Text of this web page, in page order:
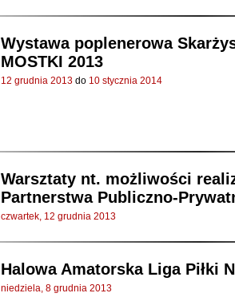
Wystawa poplenerowa
MOSTKI 2013
12 grudnia 2013 do 10 stycznia 2014
Warsztaty nt. możliwości
Partnerstwa Publiczno-
czwartek, 12 grudnia 2013
Halowa Amatorska Liga Piłki
niedziela, 8 grudnia 2013